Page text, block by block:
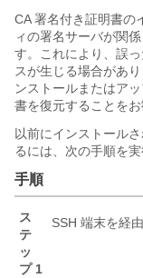
CA 署名付き証明書の
ィの署名サーバが関
す。これにより、誤
スが生じる場合があ
ンストールまたはア
書を復元することをお
以前にインストール
るには、次の手順を実
手順
ス
テ
ッ
プ 1
SSH 端末を経